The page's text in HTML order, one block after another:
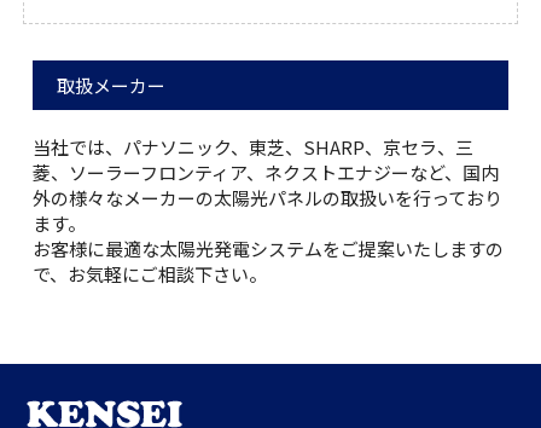
取扱メーカー
当社では、パナソニック、東芝、SHARP、京セラ、三
菱、ソーラーフロンティア、ネクストエナジーなど、国内
外の様々なメーカーの太陽光パネルの取扱いを行っており
ます。
お客様に最適な太陽光発電システムをご提案いたしますの
で、お気軽にご相談下さい。